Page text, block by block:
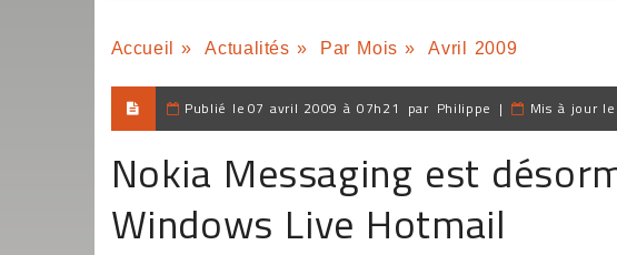
Accueil » Actualités » Par Mois » Avril 2009
Publié le 07 avril 2009 à 07h21 par Philippe | Mis à jour le
Nokia Messaging est
Windows Live Hotmail